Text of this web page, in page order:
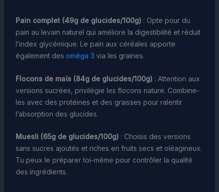
Pain complet (49g de glucides/100g) : Opte pour du
pain au levain naturel qui améliore la digestibilité et réduit
l’index glycémique. Le pain aux céréales apporte
également des oméga 3 via les graines.
Flocons de maïs (84g de glucides/100g) : Attention aux
versions sucrées, privilégie les flocons nature. Combine-
les avec des protéines et des graisses pour ralentir
l’absorption des glucides.
Muesli (65g de glucides/100g) : Choisis des versions
sans sucres ajoutés et riches en fruits secs et oléagineux.
Tu peux le préparer toi-même pour contrôler la qualité
des ingrédients.